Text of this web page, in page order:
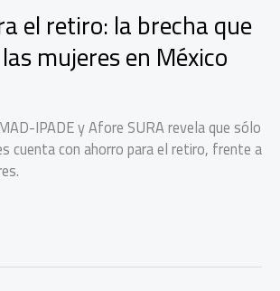
el retiro: la brecha que
mujeres en México
IPADE y Afore SURA revela que sólo
cuenta con ahorro para el retiro, frente a